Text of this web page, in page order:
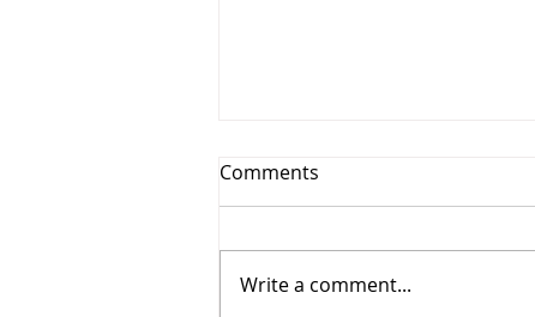
Comments
Write a comment...